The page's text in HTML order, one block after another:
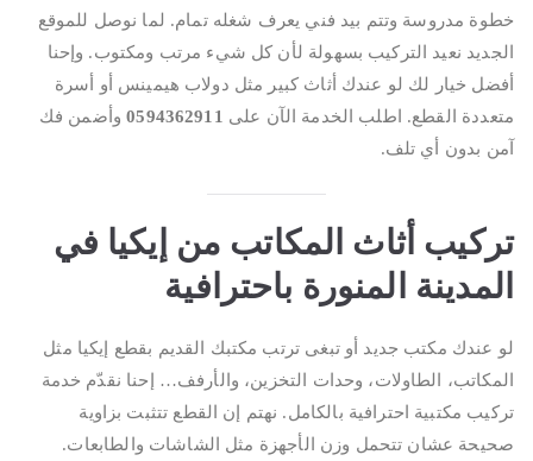
خطوة مدروسة وتتم بيد فني يعرف شغله تمام. لما نوصل للموقع
الجديد نعيد التركيب بسهولة لأن كل شيء مرتب ومكتوب. وإحنا
أفضل خيار لك لو عندك أثاث كبير مثل دولاب هيمينس أو أسرة
متعددة القطع. اطلب الخدمة الآن على 0594362911وأضمن فك
آمن بدون أي تلف.
تركيب أثاث المكاتب من إيكيا في
المدينة المنورة باحترافية
لو عندك مكتب جديد أو تبغى ترتب مكتبك القديم بقطع إيكيا مثل
المكاتب، الطاولات، وحدات التخزين، والأرفف… إحنا نقدّم خدمة
تركيب مكتبية احترافية بالكامل. نهتم إن القطع تتثبت بزاوية
صحيحة عشان تتحمل وزن الأجهزة مثل الشاشات والطابعات.